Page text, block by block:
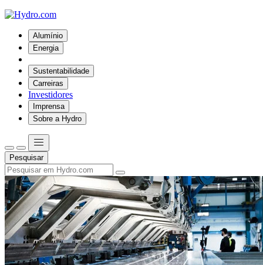
Alumínio
Energia
Sustentabilidade
Carreiras
Investidores
Imprensa
Sobre a Hydro
Pesquisar